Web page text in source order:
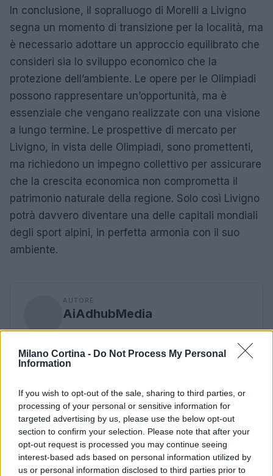
Milano Cortina - Do Not Process My Personal
Information
If you wish to opt-out of the sale, sharing to third parties, or
processing of your personal or sensitive information for
targeted advertising by us, please use the below opt-out
section to confirm your selection. Please note that after your
opt-out request is processed you may continue seeing
interest-based ads based on personal information utilized by
us or personal information disclosed to third parties prior to
In conclusione, il sopralluogo di Morelli a Livigno
segna un momento di transizione per la località, ma
è necessario adottare un approccio equilibrato che
consideri sia lo sviluppo economico che la
protezione dell’ambiente. Le opere per le Olimpiadi
possono rappresentare un’opportunità, ma è
essenziale che vengano realizzate con una visione
a lungo termine. Le prospettive di mercato per
Livigno, in vista delle Olimpiadi, sono promettenti,
ma richiedono un impegno collettivo per assicurare
che la crescita economica non comprometta il
patrimonio naturale della regione. Solo così Livigno
potrà davvero diventare una delle capitali mondiali
degli sport alpini, in perfetta armonia con il suo
ambiente.
AUTORE
AiAdhubMedia